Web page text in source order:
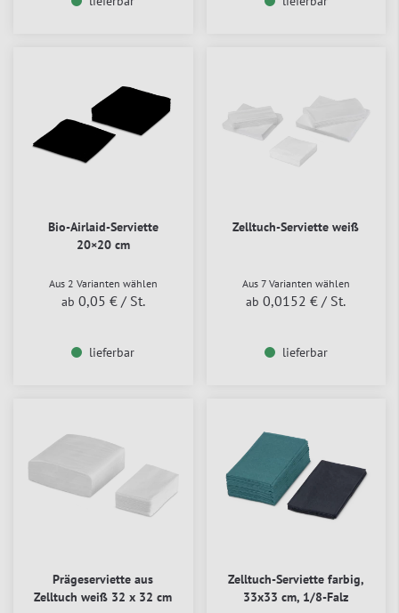
Bio-Airlaid-Serviette
20×20 cm
Aus 2 Varianten wählen
ab 0,05 € / St.
lieferbar
Zelltuch-Serviette weiß
Aus 7 Varianten wählen
ab 0,0152 € / St.
lieferbar
Prägeserviette aus
Zelltuch weiß 32 x 32 cm
Zelltuch-Serviette farbig,
33x33 cm, 1/8-Falz